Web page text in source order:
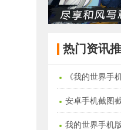
热门资讯
安卓手机截图
我的世界手机